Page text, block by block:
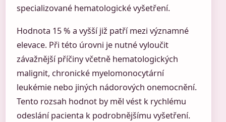
specializované hematologické vyšetření.
Hodnota 15 % a vyšší již patří mezi významné
elevace. Při této úrovni je nutné vyloučit
závažnější příčiny včetně hematologických
malignit, chronické myelomonocytární
leukémie nebo jiných nádorových onemocnění.
Tento rozsah hodnot by měl vést k rychlému
odeslání pacienta k podrobnějšímu vyšetření.